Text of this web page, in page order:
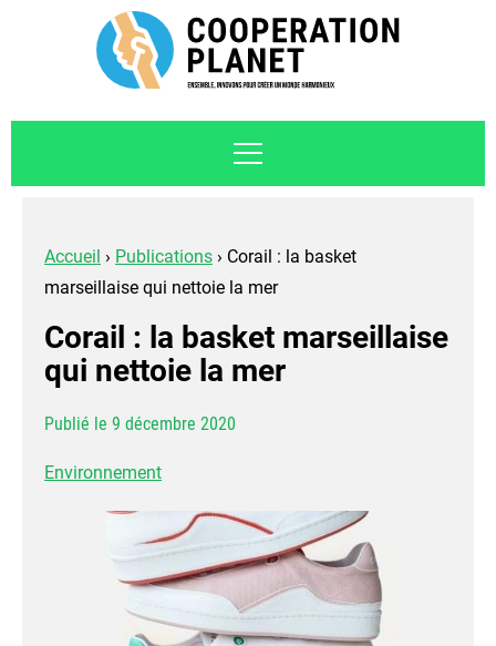
Accueil › Publications › Corail : la basket
marseillaise qui nettoie la mer
Corail : la basket marseillaise
qui nettoie la mer
Publié le 9 décembre 2020
Environnement